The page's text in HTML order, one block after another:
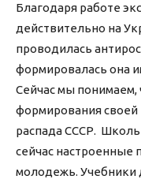
Благодаря работе
действительно на
проводилась
формировалась она
Сейчас мы понимаем,
формирования своей
распада СССР.
сейчас настроенные
молодежь. Учебники